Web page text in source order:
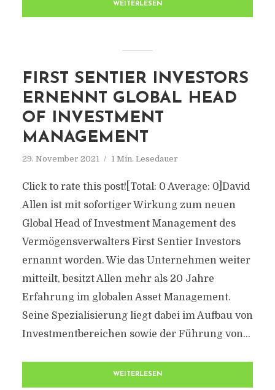
WEITERLESEN
FIRST SENTIER INVESTORS
ERNENNT GLOBAL HEAD
OF INVESTMENT
MANAGEMENT
29. November 2021 1 Min. Lesedauer
Click to rate this post![Total: 0 Average: 0]David
Allen ist mit sofortiger Wirkung zum neuen
Global Head of Investment Management des
Vermögensverwalters First Sentier Investors
ernannt worden. Wie das Unternehmen weiter
mitteilt, besitzt Allen mehr als 20 Jahre
Erfahrung im globalen Asset Management.
Seine Spezialisierung liegt dabei im Aufbau von
Investmentbereichen sowie der Führung von...
WEITERLESEN